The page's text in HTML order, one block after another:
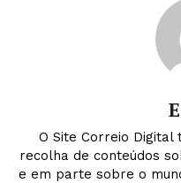
O Site Correio
recolha de conteúdos
e em parte sobre o